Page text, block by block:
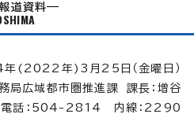
道資料
年(2022年)3月25日（金曜日）
局広域都市圏推進課 課長：増谷
電話：504-2814 内線：2290